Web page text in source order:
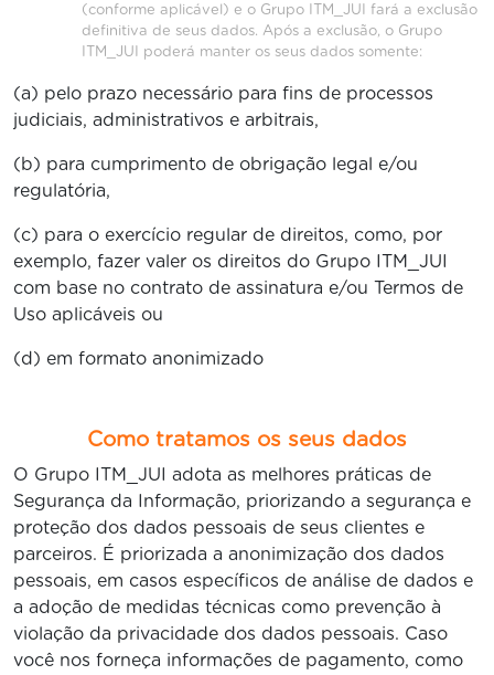
(conforme aplicável) e o Grupo ITM_JUI fará a exclusão
definitiva de seus dados. Após a exclusão, o Grupo
ITM_JUI poderá manter os seus dados somente:
(a) pelo prazo necessário para fins de processos
judiciais, administrativos e arbitrais,
(b) para cumprimento de obrigação legal e/ou
regulatória,
(c) para o exercício regular de direitos, como, por
exemplo, fazer valer os direitos do Grupo ITM_JUI
com base no contrato de assinatura e/ou Termos de
Uso aplicáveis ou
(d) em formato anonimizado
Como tratamos os seus dados
O Grupo ITM_JUI adota as melhores práticas de
Segurança da Informação, priorizando a segurança e
proteção dos dados pessoais de seus clientes e
parceiros. É priorizada a anonimização dos dados
pessoais, em casos específicos de análise de dados e
a adoção de medidas técnicas como prevenção à
violação da privacidade dos dados pessoais. Caso
você nos forneça informações de pagamento, como